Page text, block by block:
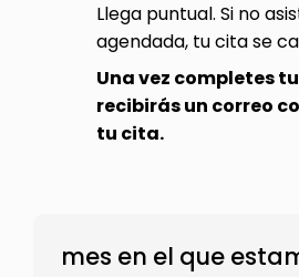
Llega puntual. Si no
agendada, tu cita se
Una vez completes
recibirás un correo
tu cita.
mes en el que